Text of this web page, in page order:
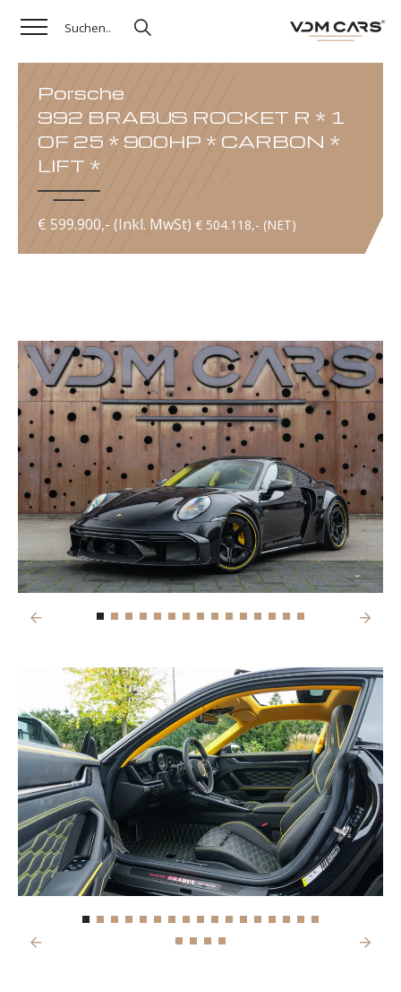
Porsche
992 BRABUS ROCKET R * 1
OF 25 * 900HP * CARBON *
LIFT *
€ 599.900,- (Inkl. MwSt) € 504.118,- (NET)
Previous Next
Previous Next